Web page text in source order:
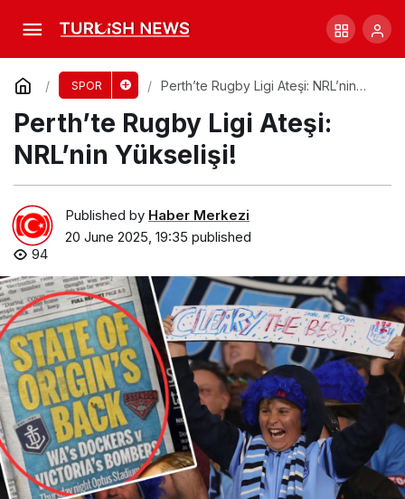
SPOR
Perth’te Rugby Ligi Ateşi: NRL’nin
Perth’te Rugby Ligi Ateşi:
NRL’nin Yükselişi!
Published by Haber Merkezi
20 June 2025, 19:35 published
94
Netball’a Hollywood Desteği: Global Yayın
Anlaşması!
Comment